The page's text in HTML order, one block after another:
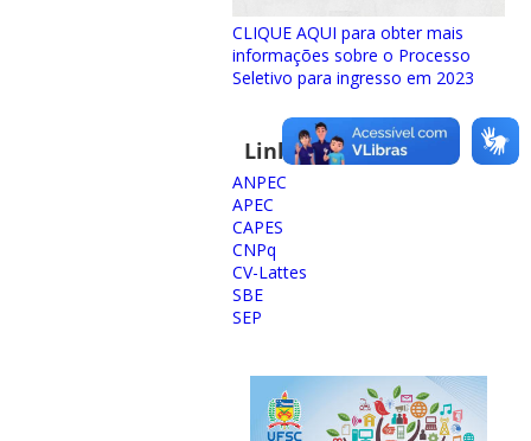
CLIQUE AQUI para obter mais
informações sobre o Processo
Seletivo para ingresso em 2023
Links importantes
ANPEC
APEC
CAPES
CNPq
CV-Lattes
SBE
SEP